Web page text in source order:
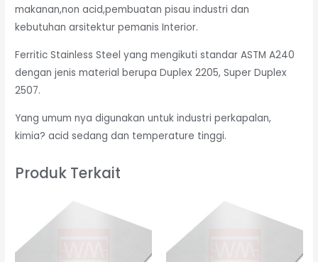
makanan,non acid,pembuatan pisau industri dan
kebutuhan arsitektur pemanis Interior.
Ferritic Stainless Steel yang mengikuti standar ASTM A240
dengan jenis material berupa Duplex 2205, Super Duplex
2507.
Yang umum nya digunakan untuk industri perkapalan,
kimia? acid sedang dan temperature tinggi.
Produk Terkait